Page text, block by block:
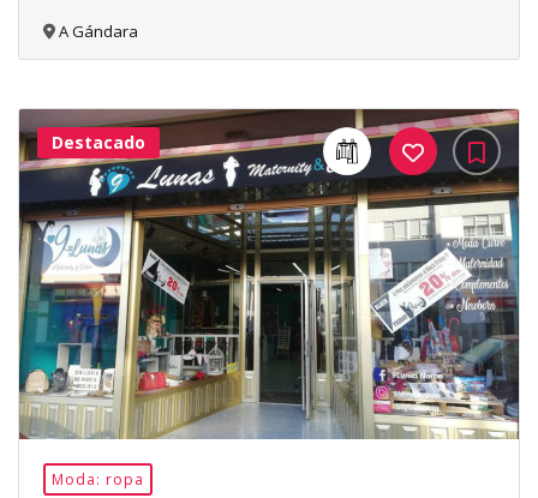
A Gándara
31Me
Gusta
Destacado
Moda: ropa